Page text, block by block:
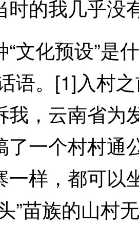
时的我几乎没
化预设”是什
语。[1]入村
我，云南省为
了一个村村通
一样，都可以
”苗族的山村